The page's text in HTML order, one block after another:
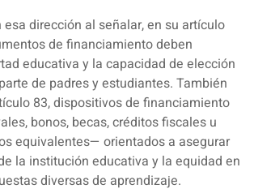
esa dirección al señalar, en su artículo
de financiamiento deben
educativa y la capacidad de elección
de padres y estudiantes. También
83,dispositivos de financiamiento
bonos, becas, créditos fiscales u
equivalentes— orientados a asegurar
la institución educativa y la equidad en
diversas de aprendizaje.